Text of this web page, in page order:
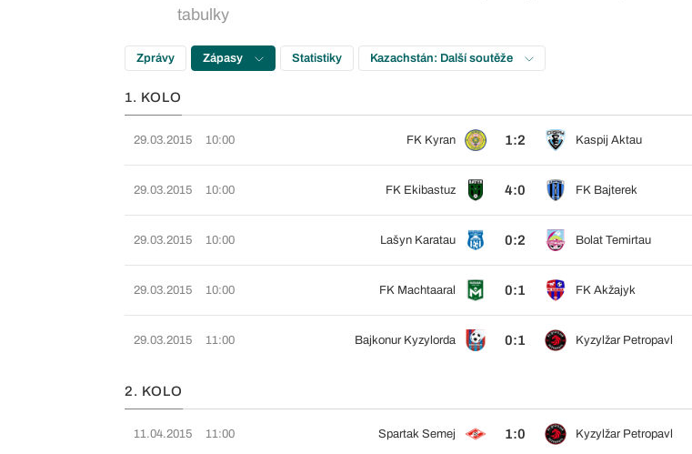
tabulky
Zprávy Zápasy Statistiky Kazachstán: Další soutěže
1. KOLO
29.03.2015 10:00 FK Kyran 1:2 Kaspij Aktau
29.03.2015 10:00 FK Ekibastuz 4:0 FK Bajterek
29.03.2015 10:00 Lašyn Karatau 0:2 Bolat Temirtau
29.03.2015 10:00 FK Machtaaral 0:1 FK Akžajyk
29.03.2015 11:00 Bajkonur Kyzylorda 0:1 Kyzylžar Petropavl
2. KOLO
11.04.2015 11:00 Spartak Semej 1:0 Kyzylžar Petropavl